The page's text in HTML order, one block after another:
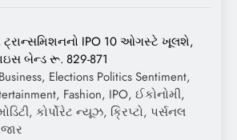
ટ્રાન્સમિશનનો IPO 10 ઓગસ્ટે ખૂલશે,
બેન્ડ રૂ. 829-871
Elections Politics Sentiment,
Fashion, IPO, ઈકોનોમી,
કોર્પોરેટ ન્યૂઝ, ક્રિપ્ટો, પર્સનલ